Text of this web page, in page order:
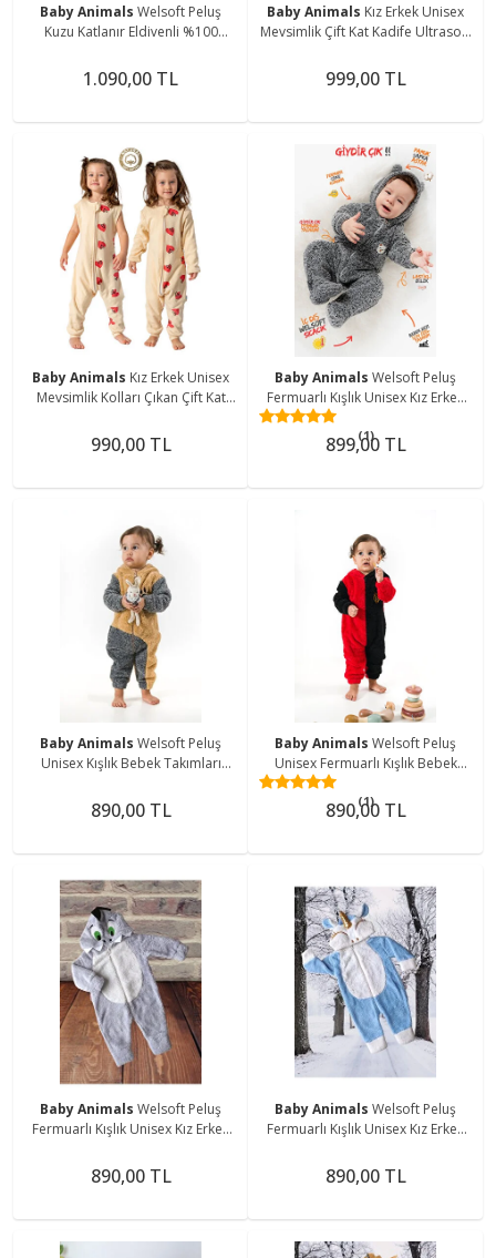
Baby Animals Welsoft Peluş
Kuzu Katlanır Eldivenli %100
Çocuk Bebek Uyku Tulumu
1.090,00 TL
Baby Animals Kız Erkek Unisex
Mevsimlik Çift Kat Kadife Ultrasoft
Tulumu Astronot Tulum
999,00 TL
Baby Animals Kız Erkek Unisex
Mevsimlik Kolları Çıkan Çift Kat
Bebek Çocuk Uyku Tulumu
990,00 TL
Baby Animals Welsoft Peluş
Fermuarlı Kışlık Unisex Kız Erkek
Bebek Uyku Tulumu Bebek
Tulumu Çocuk Tulumu
(1)
899,00 TL
Baby Animals Welsoft Peluş
Unisex Kışlık Bebek Takımları
Kıyafeti Çocuk Kostümü welsoft
takım
890,00 TL
Baby Animals Welsoft Peluş
Unisex Fermuarlı Kışlık Bebek
Uyku Tulumu Bebek Tulumu
Çocuk Tulumu Çocuk Kostümü
(1)
890,00 TL
Baby Animals Welsoft Peluş
Fermuarlı Kışlık Unisex Kız Erkek
Tulumu Çocuk Tulumu Kostümü
890,00 TL
Baby Animals Welsoft Peluş
Fermuarlı Kışlık Unisex Kız Erkek
Tulumu Çocuk Tulumu Kostümü
890,00 TL